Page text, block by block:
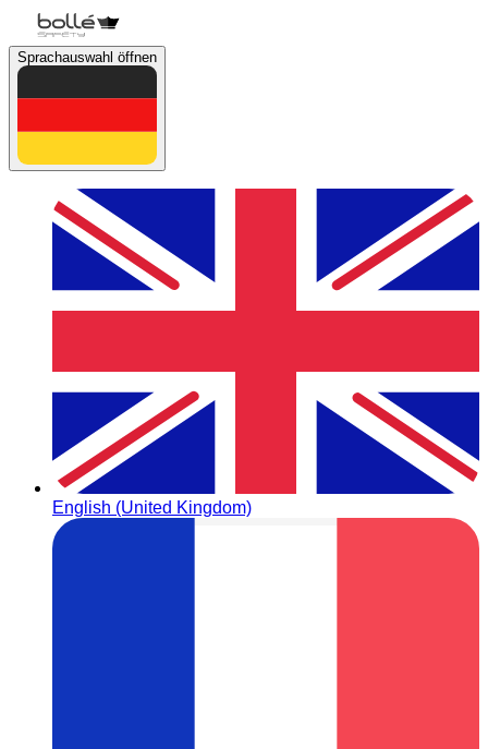
Sprachauswahl öffnen
English (United Kingdom)